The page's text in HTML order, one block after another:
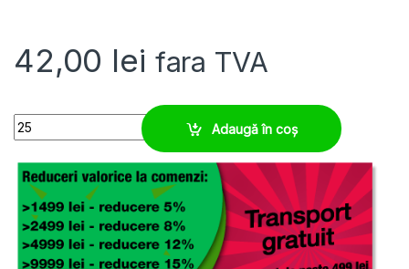
42,00 lei fara TVA
EWX-PA-UL M32/P29 Tub flexibil - aplicatii mecanice extreme
Adaugă în coș